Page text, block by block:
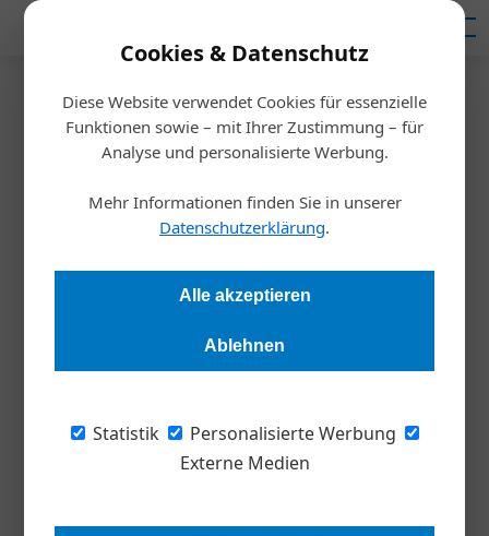
Cookies & Datenschutz
Diese Website verwendet Cookies für essenzielle
Funktionen sowie – mit Ihrer Zustimmung – für
Analyse und personalisierte Werbung.
Mehr Informationen finden Sie in unserer
Datenschutzerklärung.
Alle akzeptieren
Ablehnen
Statistik
Personalisierte Werbung
Externe Medien
Startseite/Meldungen
Klimawandel bereitet
Führungskräften große Sorgen
97 % der Unternehmen haben laut Deloitte Sustainability
Report 2022 die Auswirkungen der Klimakrise bereits
Für den Sustainability Report des
weltweit über 2.000 Vorstandsmitglieder in 21